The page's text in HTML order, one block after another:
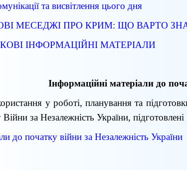
та висвітлення цього дня
МЕСЕДЖІ ПРО КРИМ: ЩО ВАРТО
ІНФОРМАЦІЙНІ МАТЕРІАЛИ
Інформаційні матеріали до
у роботі, планування та
за Незалежність України,
до початку війни за Незалежність України